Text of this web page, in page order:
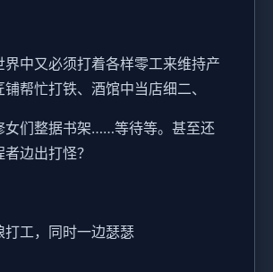
界中又必须打着各样零工来维持产
帮忙打铁、酒馆中当店细二、
女们整据书架……等待等。甚至还
边出打怪？
打工，同时一边瑟瑟